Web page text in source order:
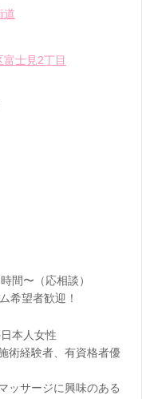
道
士見2丁目
間〜（応相談）
希望者歓迎！
本人女性
術経験者、有資格者優
ッサージに興味のある